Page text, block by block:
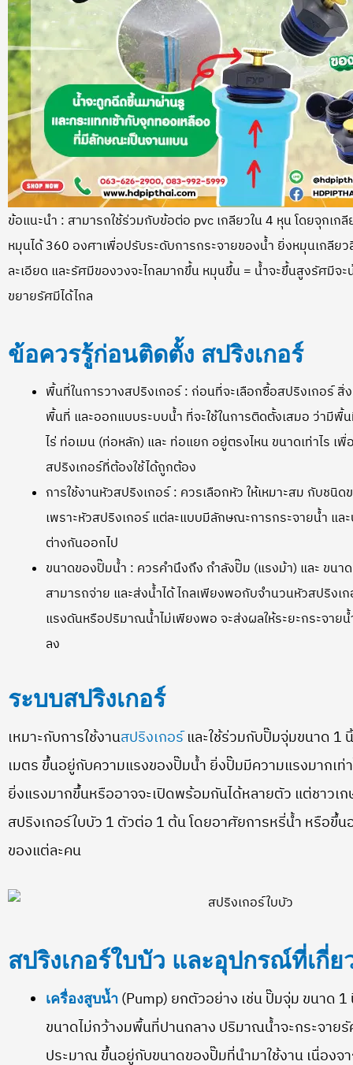
ข้อแนะนำ : สามารถใช้ร่วมกับข้อต่อ pvc เกลียวใน 4 หุน โดยจุกเก
หมุนได้ 360 องศาเพื่อปรับระดับการกระจายของน้ำ ยิ่งหมุนเกลียว
ละเอียด และรัศมีของวงจะไกลมากขึ้น หมุนขึ้น = น้ำจะขึ้นสูงรัศมีจ
ขยายรัศมีได้ไกล
ข้อควรรู้ก่อนติดตั้ง สปริงเกอร์
พื้นที่ในการวางสปริงเกอร์ : ก่อนที่จะเลือกซื้อสปริงเกอร์
พื้นที่ และออกแบบระบบน้ำ ที่จะใช้ในการติดตั้งเสมอ ว่ามีพื้
ไร่ ท่อเมน (ท่อหลัก) และ ท่อแยก อยู่ตรงไหน ขนาดเท่าไร เ
สปริงเกอร์ที่ต้องใช้ได้ถูกต้อง
การใช้งานหัวสปริงเกอร์ : ควรเลือกหัว ให้เหมาะสม กับชนิ
เพราะหัวสปริงเกอร์ แต่ละแบบมีลักษณะการกระจายน้ำ แล
ต่างกันออกไป
ขนาดของปั๊มน้ำ : ควรคำนึงถึง กำลังปั๊ม (แรงม้า) และ ขนา
สามารถจ่าย และส่งน้ำได้ ไกลเพียงพอกับจำนวนหัวสปริงเ
แรงดันหรือปริมาณน้ำไม่เพียงพอ จะส่งผลให้ระยะกระจาย
ลง
ระบบสปริงเกอร์
เหมาะกับการใช้งานสปริงเกอร์และใช้ร่วมกับปั๊มจุ่มขนาด 1
เมตร ขึ้นอยู่กับความแรงของปั๊มน้ำ ยิ่งปั๊มมีความแรงมากเท่
ยิ่งแรงมากขึ้นหรืออาจจะเปิดพร้อมกันได้หลายตัว แต่ชาวเ
สปริงเกอร์ใบบัว 1 ตัวต่อ 1 ต้น โดยอาศัยการหรี่น้ำ หรือขึ้
ของแต่ละคน
สปริงเกอร์ใบบัว และอุปกรณ์ที่เกี่ย
เครื่องสูบน้ำ (Pump) ยกตัวอย่าง เช่น ปั๊มจุ่ม ขนาด
ขนาดไม่กว้างมพื้นที่ปานกลาง ปริมาณน้ำจะกระจาย
ประมาณ ขึ้นอยู่กับขนาดของปั๊มที่นำมาใช้งาน เนื่องจ